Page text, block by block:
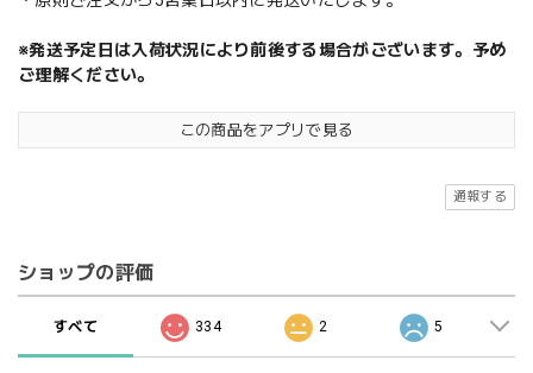
※発送予定日は入荷状況により前後する場合がございます。予め
ご理解ください。
この商品をアプリで見る
通報する
ショップの評価
すべて 334 2 5